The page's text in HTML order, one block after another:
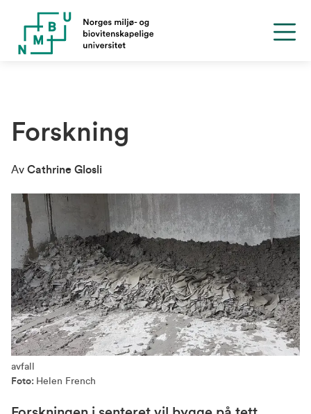
Forskning
Av Cathrine Glosli
avfall
Foto: Helen French